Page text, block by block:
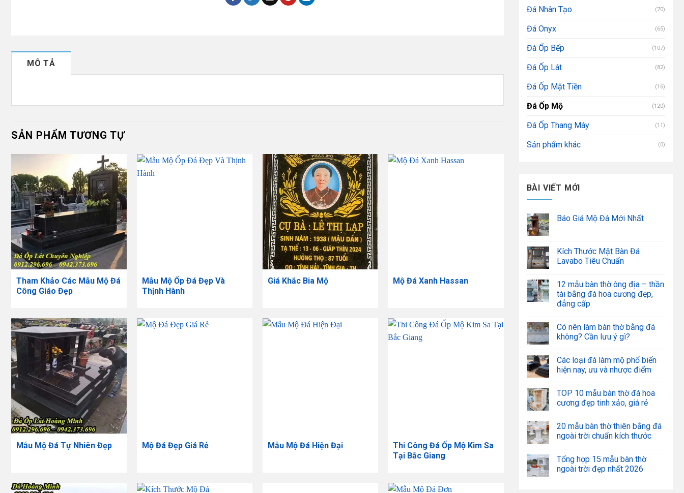
Đá Nhân Tạo (70)
Đá Onyx (65)
Đá Ốp Bếp (107)
Đá Ốp Lát (82)
Đá Ốp Mặt Tiền (16)
Đá Ốp Mộ (120)
Đá Ốp Thang Máy (11)
Sản phẩm khác (0)
BÀI VIẾT MỚI
Báo Giá Mộ Đá Mới Nhất
Kích Thước Mặt Bàn Đá
Lavabo Tiêu Chuẩn
12 mẫu bàn thờ ông địa – thần
tài bằng đá hoa cương đẹp,
đẳng cấp
Có nên làm bàn thờ bằng đá
không? Cần lưu ý gì?
Các loại đá làm mộ phổ biến
hiện nay, ưu và nhược điểm
TOP 10 mẫu bàn thờ đá hoa
cương đẹp tinh xảo, giá rẻ
20 mẫu bàn thờ thiên bằng đá
ngoài trời chuẩn kích thước
Tổng hợp 15 mẫu bàn thờ
ngoài trời đẹp nhất 2026
MÔ TẢ
SẢN PHẨM TƯƠNG TỰ
Tham Khảo Các Mẫu Mộ Đá
Công Giáo Đẹp
Mẫu Mộ Ốp Đá Đẹp Và
Thịnh Hành
Giá Khắc Bia Mộ Mộ Đá Xanh Hassan
Mẫu Mộ Đá Tự Nhiên Đẹp Mộ Đá Đẹp Giá Rẻ Mẫu Mộ Đá Hiện Đại
Thi Công Đá Ốp Mộ Kim Sa
Tại Bắc Giang